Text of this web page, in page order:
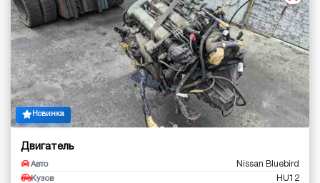
Новинка
Двигатель
Авто Nissan Bluebird
Кузов HU12